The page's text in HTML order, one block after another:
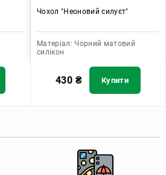
Чохол "Неоновий силуєт"
Матеріал: Чорний матовий
силікон
430 ₴ Купити